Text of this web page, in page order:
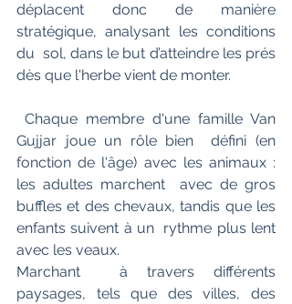
déplacent donc de manière
stratégique, analysant les conditions
du  sol, dans le but d’atteindre les prés
dès que l'herbe vient de monter.
Gujjar joue un rôle bien  défini (en
fonction de l'âge) avec les animaux :
les adultes marchent  avec de gros
buffles et des chevaux, tandis que les
enfants suivent à un  rythme plus lent
avec les veaux.
Marchant  à travers différents
paysages, tels que des villes, des